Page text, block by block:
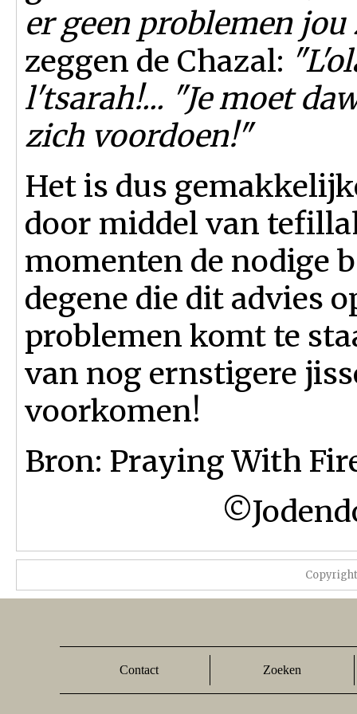
er geen problemen
zeggen de Chazal:
l'tsarah!... "Je moet
zich voordoen!"
Het is dus
door middel van
momenten de nodige
degene die dit advies
problemen komt te
van nog ernstigere
voorkomen!
Bron: Praying With
Contact Zoeken